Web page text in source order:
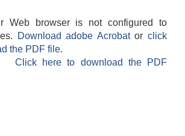
Web browser is not configured to
Download adobe Acrobatorclick
the PDF file.
Click here to download the PDF